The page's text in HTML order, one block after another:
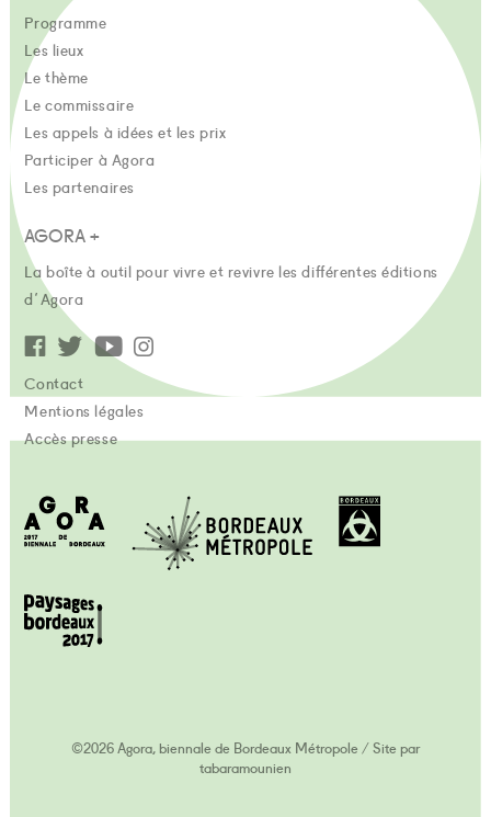
Programme
Les lieux
Le thème
Le commissaire
Les appels à idées et les prix
Participer à Agora
Les partenaires
AGORA +
La boîte à outil pour vivre et revivre les différentes éditions
d'Agora
Contact
Mentions légales
Accès presse
©2026 Agora, biennale de Bordeaux Métropole /Site par
tabaramounien